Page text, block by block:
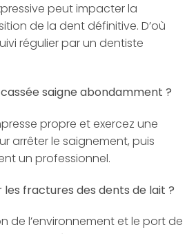
peut impacter la
de la dent définitive. D’où
régulier par un dentiste
saigne abondamment ?
propre et exercez une
arrêter le saignement, puis
un professionnel.
fractures des dents de lait ?
de l’environnement et le port de